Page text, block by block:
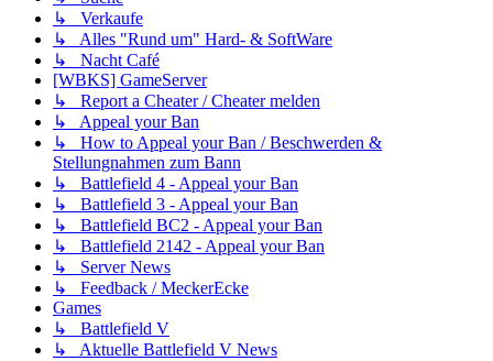
↳ Verkaufe
↳ Alles "Rund um" Hard- & SoftWare
↳ Nacht Café
[WBKS] GameServer
↳ Report a Cheater / Cheater melden
↳ Appeal your Ban
↳ How to Appeal your Ban / Beschwerden &
Stellungnahmen zum Bann
↳ Battlefield 4 - Appeal your Ban
↳ Battlefield 3 - Appeal your Ban
↳ Battlefield BC2 - Appeal your Ban
↳ Battlefield 2142 - Appeal your Ban
↳ Server News
↳ Feedback / MeckerEcke
Games
↳ Battlefield V
↳ Aktuelle Battlefield V News